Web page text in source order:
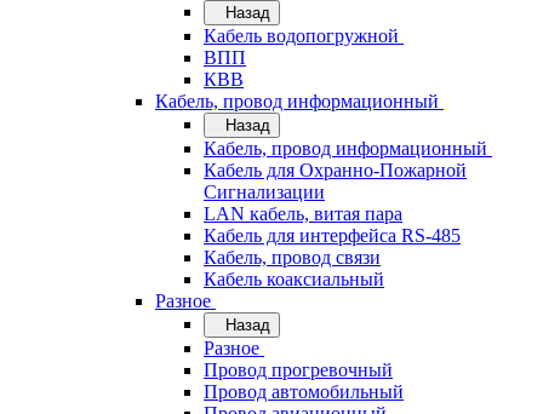
Назад
Кабель водопогружной
ВПП
КВВ
Кабель, провод информационный
Назад
Кабель, провод информационный
Кабель для Охранно-Пожарной
Сигнализации
LAN кабель, витая пара
Кабель для интерфейса RS-485
Кабель, провод связи
Кабель коаксиальный
Разное
Назад
Разное
Провод прогревочный
Провод автомобильный